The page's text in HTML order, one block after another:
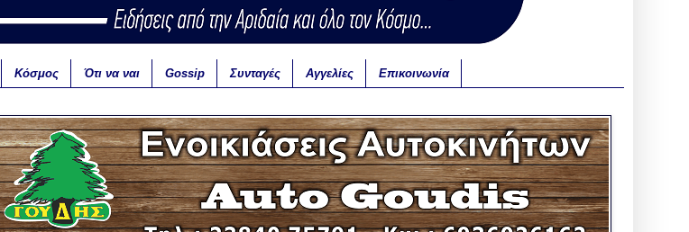
Κόσμος Ότι να ναι Gossip Συνταγές Αγγελίες Επικοινωνία